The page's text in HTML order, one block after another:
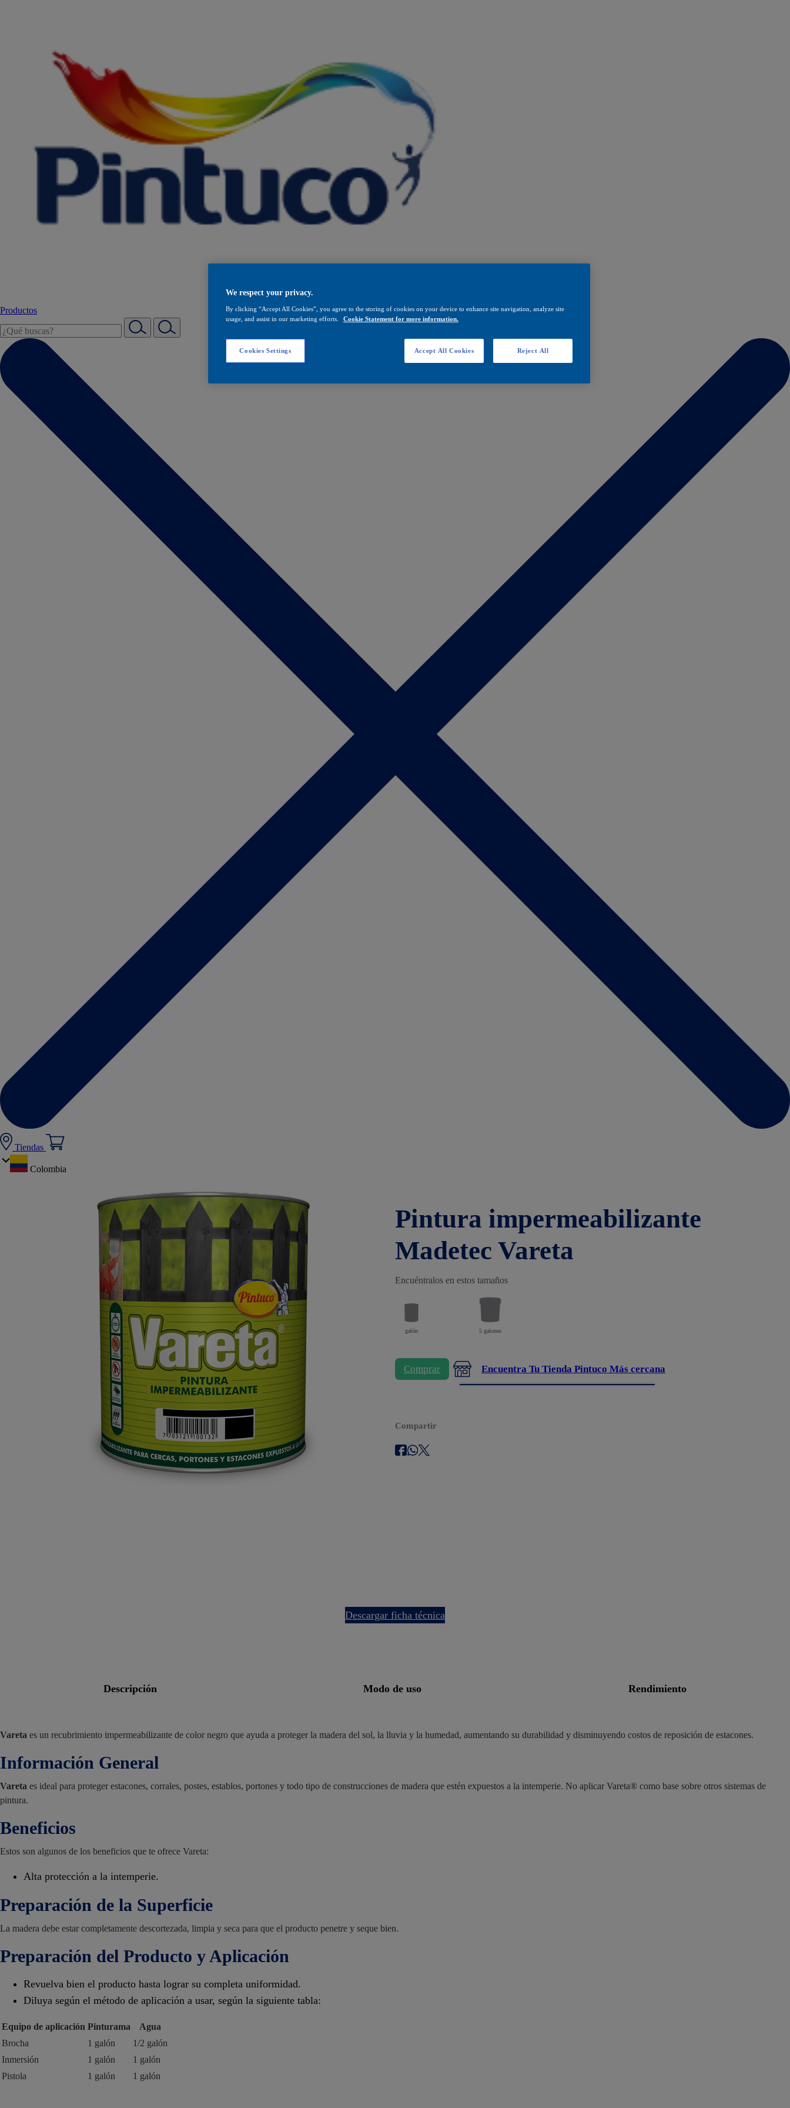
Productos
Tiendas
Colombia
Pintura impermeabilizante
Madetec Vareta
Encuéntralos en estos tamaños
galón 5 galones
Comprar Encuentra Tu Tienda Pintuco Más cercana
Compartir
descargar ficha técnica
descripción modo de uso rendimiento
Vareta es un recubrimiento impermeabilizante de color negro que ayuda a proteger la madera del sol, la lluvia y la humedad, aumentando su durabilidad y disminuyendo costos de reposición de estacones.
Información General
Vareta es ideal para proteger estacones, corrales, postes, establos, portones y todo tipo de construcciones de madera que estén expuestos a la intemperie. No aplicar Vareta® como base sobre otros sistemas de
pintura.
Beneficios
Estos son algunos de los beneficios que te ofrece Vareta:
Alta protección a la intemperie.
Preparación de la Superficie
La madera debe estar completamente descortezada, limpia y seca para que el producto penetre y seque bien.
Preparación del Producto y Aplicación
Revuelva bien el producto hasta lograr su completa uniformidad.
Diluya según el método de aplicación a usar, según la siguiente tabla:
Equipo de aplicación Pinturama
Agua
Brocha
1 galón
1/2 galón
Inmersión
1 galón
1 galón
Pistola
1 galón 1 galón
We respect your privacy.
By clicking “Accept All Cookies”, you agree to the storing of cookies on your device to enhance site navigation, analyze site
usage, and assist in our marketing efforts.
Cookie Statement for more information.
Cookies Settings Reject All
Accept All Cookies